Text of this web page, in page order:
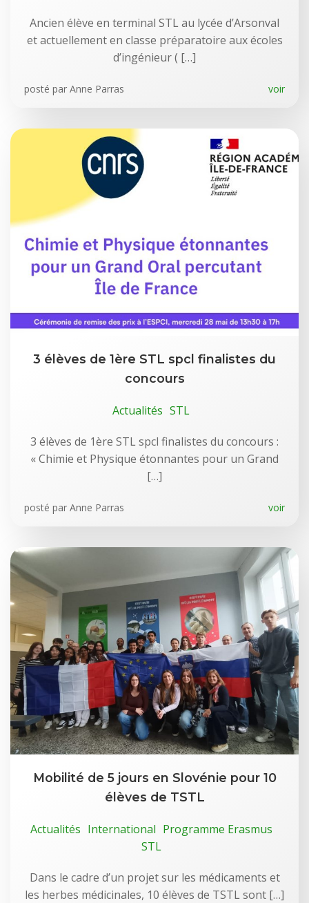
Ancien élève en terminal STL au lycée d’Arsonval
et actuellement en classe préparatoire aux écoles
d’ingénieur ( […]
posté par Anne Parras voir
3 élèves de 1ère STL spcl finalistes du
concours
Actualités STL
3 élèves de 1ère STL spcl finalistes du concours :
« Chimie et Physique étonnantes pour un Grand
[…]
posté par Anne Parras voir
Mobilité de 5 jours en Slovénie pour 10
élèves de TSTL
Actualités International Programme Erasmus
STL
Dans le cadre d’un projet sur les médicaments et
les herbes médicinales, 10 élèves de TSTL sont […]